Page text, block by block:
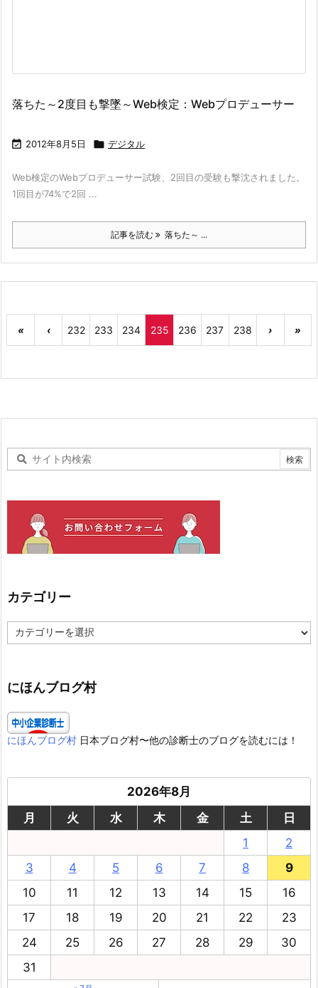
落ちた～2度目も撃墜～Web検定：Webプロデューサー
 2012年8月5日  デジタル
Web検定のWebプロデューサー試験、2回目の受験も撃沈されました。
1回目が74%で2回 ...
記事を読む 落ちた～ ...
« ‹ 232 233 234 235 236 237 238 › »
カテゴリー
テ
ー
にほんブログ村
にほんブログ村 日本ブログ村〜他の診断士のブログを読むには！
2026年8月
月
火 水 木 金 土
日
1
2
3
4 5 6 7 8
9
10
11 12 13 14 15
16
17
18 19 20 21 22
23
24
25 26 27 28 29
30
31